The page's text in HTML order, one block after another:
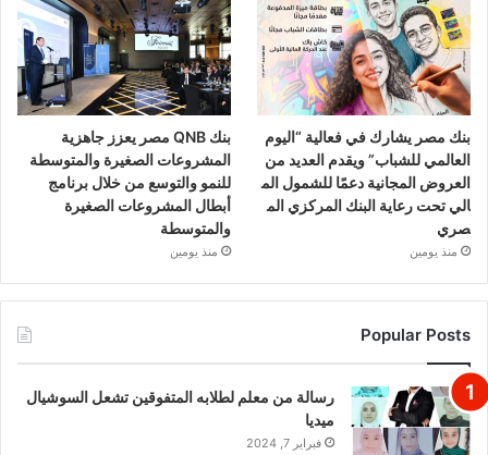
بنك مصر يشارك في فعالية “اليوم
العالمي للشباب” ويقدم العديد من
العروض المجانية دعمًا للشمول الم
الي تحت رعاية البنك المركزي الم
صري
منذ يومين
بنك QNB مصر يعزز جاهزية
المشروعات الصغيرة والمتوسطة
للنمو والتوسع من خلال برنامج
أبطال المشروعات الصغيرة
والمتوسطة
منذ يومين
Popular Posts
رسالة من معلم لطلابه المتفوقين تشعل السوشيال
ميديا
فبراير 7, 2024